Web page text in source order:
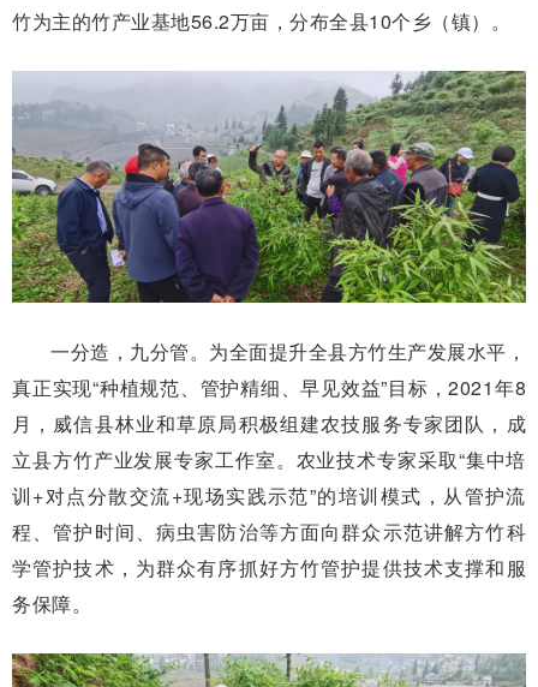
竹为主的竹产业基地56.2万亩，分布全县10个乡（镇）。
一分造，九分管。为全面提升全县方竹生产发展水平，
真正实现“种植规范、管护精细、早见效益”目标，2021年8
月，威信县林业和草原局积极组建农技服务专家团队，成
立县方竹产业发展专家工作室。农业技术专家采取“集中培
训+对点分散交流+现场实践示范”的培训模式，从管护流
程、管护时间、病虫害防治等方面向群众示范讲解方竹科
学管护技术，为群众有序抓好方竹管护提供技术支撑和服
务保障。